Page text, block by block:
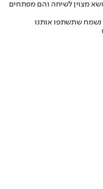
מצוין לשיחה והם מפתחים
שתשתפו אותנו